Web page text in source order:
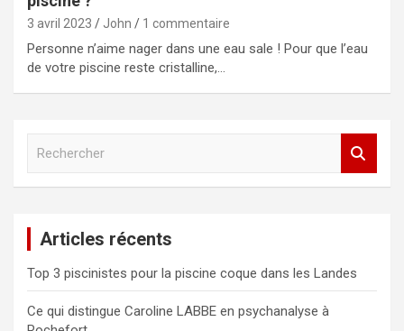
3 avril 2023 John 1 commentaire
Personne n’aime nager dans une eau sale ! Pour que l’eau
de votre piscine reste cristalline,…
c
h
e
r
Articles récents
Top 3 piscinistes pour la piscine coque dans les Landes
Ce qui distingue Caroline LABBE en psychanalyse à